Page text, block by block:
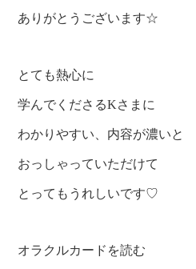
ありがとうございます☆
とても熱心に
学んでくださるKさまに
わかりやすい、内容が濃いと
おっしゃっていただけて
とってもうれしいです♡
オラクルカードを読む